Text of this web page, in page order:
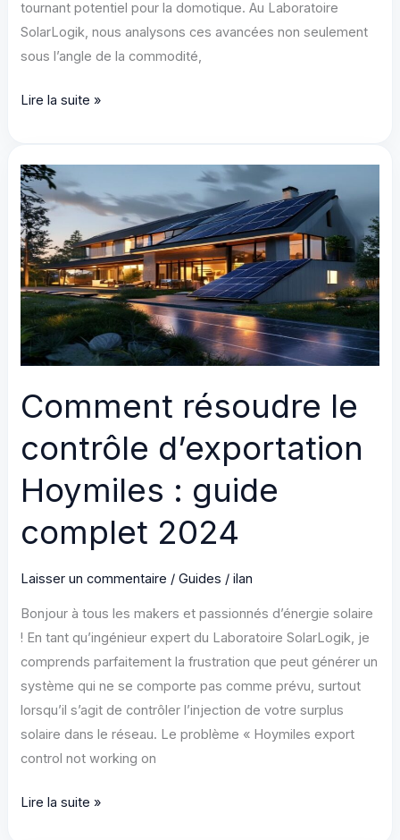
tournant potentiel pour la domotique. Au Laboratoire
SolarLogik, nous analysons ces avancées non seulement
sous l’angle de la commodité,
SwitchBot
Robot
Corvees
&
Smart
Home
2.0
DIY
Solar
Lire la suite »
Comment résoudre le
contrôle d’exportation
Hoymiles : guide
complet 2024
Laisser un commentaire /Guides /ilan
Bonjour à tous les makers et passionnés d’énergie solaire
! En tant qu’ingénieur expert du Laboratoire SolarLogik, je
comprends parfaitement la frustration que peut générer un
système qui ne se comporte pas comme prévu, surtout
lorsqu’il s’agit de contrôler l’injection de votre surplus
solaire dans le réseau. Le problème « Hoymiles export
control not working on
Comment
Lire la suite »